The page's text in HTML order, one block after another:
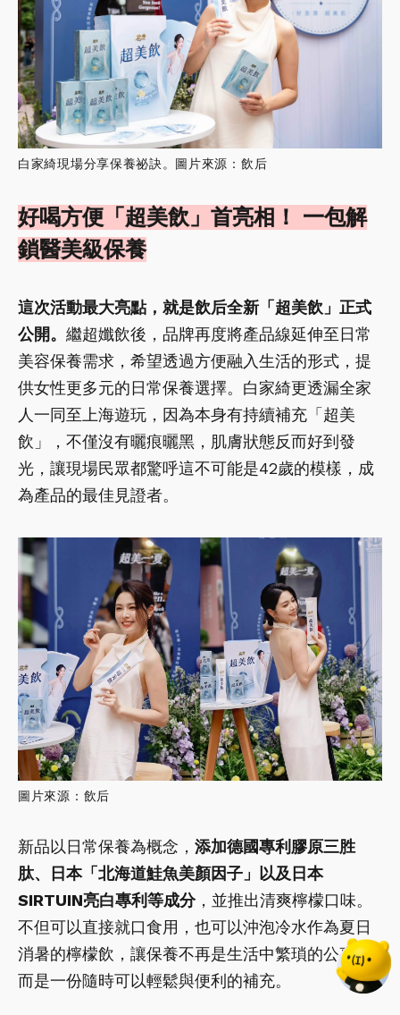
白家綺現場分享保養祕訣。圖片來源：飲后
好喝方便「超美飲」首亮相！ 一包解
鎖醫美級保養
這次活動最大亮點，就是飲后全新「超美飲」正式
公開。 繼超孅飲後，品牌再度將產品線延伸至日常
美容保養需求，希望透過方便融入生活的形式，提
供女性更多元的日常保養選擇。白家綺更透漏全家
人一同至上海遊玩，因為本身有持續補充「超美
飲」，不僅沒有曬痕曬黑，肌膚狀態反而好到發
光，讓現場民眾都驚呼這不可能是42歲的模樣，成
為產品的最佳見證者。
圖片來源：飲后
新品以日常保養為概念， 添加德國專利膠原三胜
肽、日本「北海道鮭魚美顏因子」以及日本
SIRTUIN亮白專利等成分，並推出清爽檸檬口味。
不但可以直接就口食用，也可以沖泡冷水作為夏日
消暑的檸檬飲，讓保養不再是生活中繁瑣的公事，
而是一份隨時可以輕鬆與便利的補充。